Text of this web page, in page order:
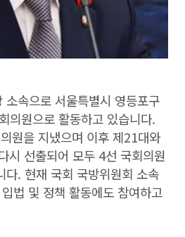
소속으로 서울특별시 영등포구
의원으로 활동하고 있습니다.
원을 지냈으며 이후 제21대와
시 선출되어 모두 4선 국회의원
다. 현재 국회 국방위원회 소속
법 및 정책 활동에도 참여하고